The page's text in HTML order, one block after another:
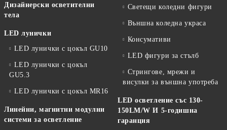
Дизайнерски осветителни
тела
LED лунички
LED лунички с цокъл GU10
LED лунички с цокъл
GU5.3
LED лунички с цокъл MR16
Линейни, магнитни модулни
системи за осветление
Светещи коледни фигури
Външна коледна украса
Консумативи
LED фигури за стълб
Стрингове, мрежи и
висулки за външна употреба
LED осветление със 130-
150LM/W И 5-годишна
гаранция